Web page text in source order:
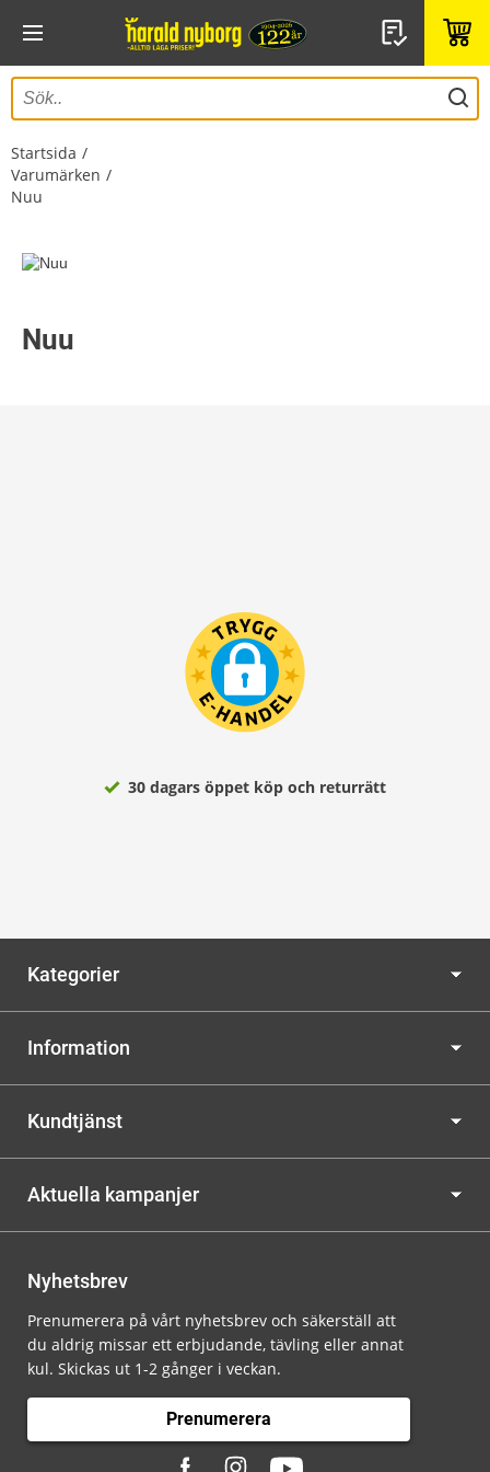
Startsida
Varumärken
Nuu
Nuu
30 dagars öppet köp och returrätt
Kategorier
Information
Kundtjänst
Aktuella kampanjer
Nyhetsbrev
Prenumerera på vårt nyhetsbrev och säkerställ att
du aldrig missar ett erbjudande, tävling eller annat
kul. Skickas ut 1-2 gånger i veckan.
Prenumerera